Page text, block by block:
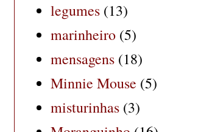
legumes (13)
marinheiro (5)
mensagens (18)
Minnie Mouse (5)
misturinhas (3)